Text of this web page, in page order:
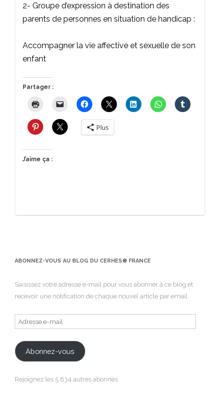
2- Groupe d’expression à destination des
parents de personnes en situation de handicap :
Accompagner la vie affective et sexuelle de son
enfant
Partager :
Plus
J’aime ça :
ABONNEZ-VOUS AU BLOG DU CERHES® FRANCE
Saisissez votre adresse e-mail pour vous abonner à ce blog et
recevoir une notification de chaque nouvel article par email.
Adresse
e-
mail
Abonnez-vous
Rejoignez les 5 834 autres abonnés